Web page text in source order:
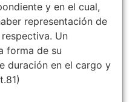
y en el cual,
representación de
Un
forma de su
duración en el cargo y